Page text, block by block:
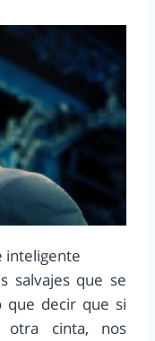
inteligente
salvajes que se
que decir que si
otra cinta, nos